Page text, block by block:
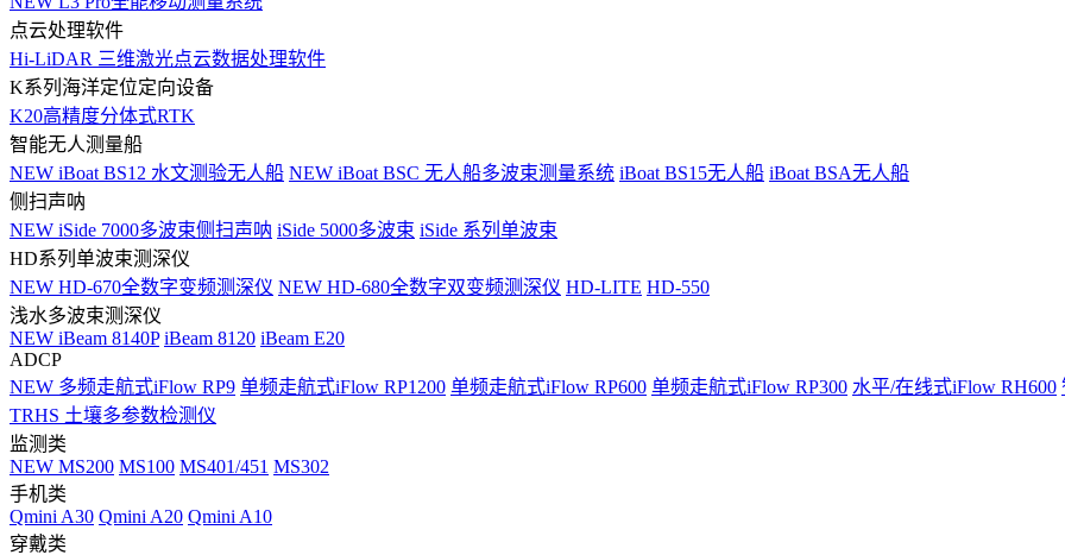
点云处理软件
Hi-LiDAR 三维激光点云数据处理软件
K系列海洋定位定向设备
K20高精度分体式RTK
智能无人测量船
NEW iBoat BS12 水文测验无人船 NEW iBoat BSC 无人船多波束测量系统 iBoat BS15无人船 iBoat BSA无人船
侧扫声呐
NEW iSide 7000多波束侧扫声呐 iSide 5000多波束 iSide 系列单波束
HD系列单波束测深仪
NEW HD-670全数字变频测深仪 NEW HD-680全数字双变频测深仪 HD-LITE HD-550
浅水多波束测深仪
NEW iBeam 8140P iBeam 8120 iBeam E20
ADCP
NEW 多频走航式iFlow RP9 单频走航式iFlow RP1200 单频走航式iFlow RP600 单频走航式iFlow RP300 水平/在线式iFlow RH600
TRHS 土壤多参数检测仪
监测类
NEW MS200 MS100 MS401/451 MS302
手机类
Qmini A30 Qmini A20 Qmini A10
穿戴类